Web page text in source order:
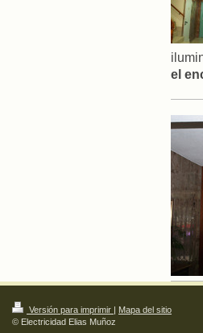
el
Versión para imprimir | Mapa del sitio
© Electricidad Elias Muñoz